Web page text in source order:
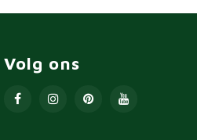
Volg ons